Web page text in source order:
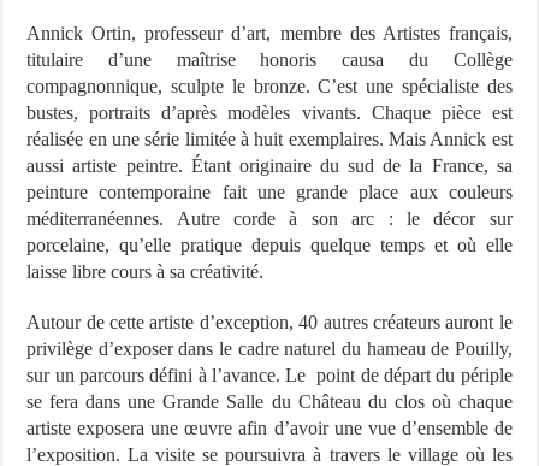
Annick Ortin, professeur d’art, membre des Artistes français,
titulaire d’une maîtrise honoris causa du Collège
compagnonnique, sculpte le bronze. C’est une spécialiste des
bustes, portraits d’après modèles vivants. Chaque pièce est
réalisée en une série limitée à huit exemplaires. Mais Annick est
aussi artiste peintre. Étant originaire du sud de la France, sa
peinture contemporaine fait une grande place aux couleurs
méditerranéennes. Autre corde à son arc : le décor sur
porcelaine, qu’elle pratique depuis quelque temps et où elle
laisse libre cours à sa créativité.
Autour de cette artiste d’exception, 40 autres créateurs auront le
privilège d’exposer dans le cadre naturel du hameau de Pouilly,
sur un parcours défini à l’avance. Le point de départ du périple
se fera dans une Grande Salle du Château du clos où chaque
artiste exposera une œuvre afin d’avoir une vue d’ensemble de
l’exposition. La visite se poursuivra à travers le village où les